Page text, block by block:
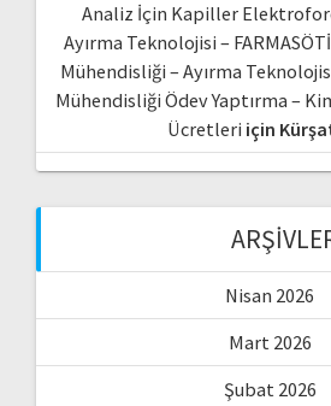
Analiz İçin Kapiller
Ayırma Teknolojisi –
Mühendisliği – Ayırma
Mühendisliği Ödev Yaptırma –
Ücretleri için
Nisan 2026
Mart 2026
Şubat 2026